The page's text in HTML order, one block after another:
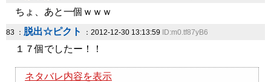
ちょ、あと一個ｗｗｗ
83 ： 脱出☆ピクト ：2012-12-30 13:13:59 ID:m0.tf87yB6
１７個でしたー！！
ネタバレ内容を表示